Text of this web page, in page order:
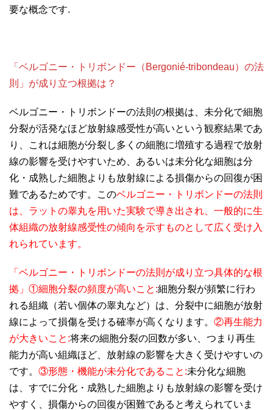
要な概念です.
「ベルゴニー・トリボンドー（Bergonié-tribondeau）の法
則」が成り立つ根拠は？
ベルゴニー・トリボンドーの法則の根拠は、未分化で細胞
分裂が活発なほど放射線感受性が高いという観察結果であ
り、これは細胞が分裂し多くの細胞に増殖する過程で放射
線の影響を受けやすいため、あるいは未分化な細胞は分
化・成熟した細胞よりも放射線による損傷からの回復が困
難であるためです。このベルゴニー・トリボンドーの法則
は、ラットの睾丸を用いた実験で導き出され、一般的に生
体組織の放射線感受性の傾向を示すものとして広く受け入
れられています。
「ベルゴニー・トリボンドーの法則が成り立つ具体的な根
拠 」①細胞分裂の頻度が高いこと:細胞分裂が頻繁に行わ
れる組織（若い個体の睾丸など）は、分裂中に細胞が放射
線によって損傷を受ける確率が高くなります。 ②再生能力
が大きいこと:将来の細胞分裂の回数が多い、つまり再生
能力が高い組織ほど、放射線の影響を大きく受けやすいの
です。 ③形態・機能が未分化であること:未分化な細胞
は、すでに分化・成熟した細胞よりも放射線の影響を受け
やすく、損傷からの回復が困難であると考えられていま